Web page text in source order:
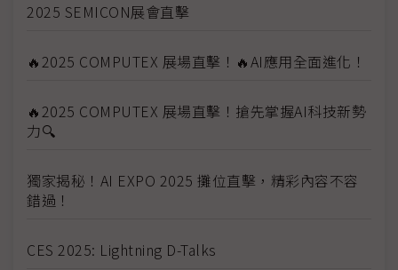
2025 SEMICON展會直擊
🔥2025 COMPUTEX 展場直擊！🔥AI應用全面進化！
🔥2025 COMPUTEX 展場直擊！搶先掌握AI科技新勢
力🔍
獨家揭秘！AI EXPO 2025 攤位直擊，精彩內容不容
錯過！
CES 2025: Lightning D-Talks